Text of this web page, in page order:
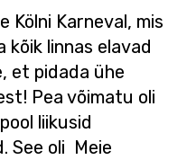
Kölni Karneval, mis
kõik linnas elavad
et pidada ühe
Pea võimatu oli
liikusid
See oli Meie